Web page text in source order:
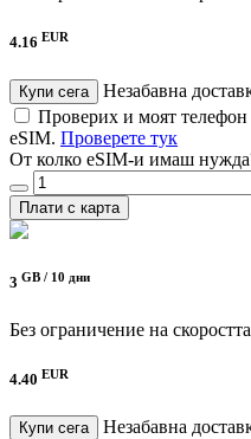
4.16 EUR
Купи сега
Незабавна
Проверих и моят телефон
eSIM. Проверете тук
От колко eSIM-и имаш
Плати с карта
3 GB / 10 дни
Без ограничение на скоростта
4.40 EUR
Купи сега
Незабавна